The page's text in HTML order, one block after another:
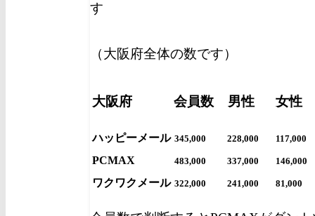
す
（大阪府全体の数です）
大阪府 会員数 男性 女性
ハッピーメール 345,000 228,000 117,000
PCMAX 483,000 337,000 146,000
ワクワクメール 322,000 241,000 81,000